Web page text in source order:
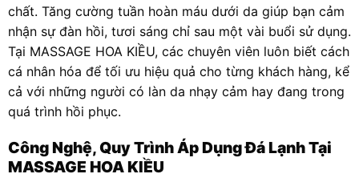
chất. Tăng cường tuần hoàn máu dưới da giúp bạn cảm
nhận sự đàn hồi, tươi sáng chỉ sau một vài buổi sử dụng.
Tại MASSAGE HOA KIỀU, các chuyên viên luôn biết cách
cá nhân hóa để tối ưu hiệu quả cho từng khách hàng, kể
cả với những người có làn da nhạy cảm hay đang trong
quá trình hồi phục.
Công Nghệ, Quy Trình Áp Dụng Đá Lạnh Tại
MASSAGE HOA KIỀU